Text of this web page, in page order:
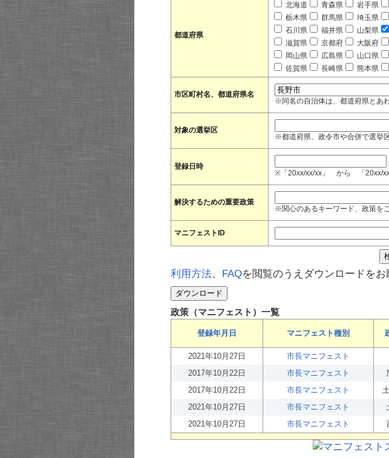
都道府県
北海道 青森県 岩手県
栃木県
群馬県 埼玉県
石川県
福井県 山梨県
滋賀県
京都府 大阪府
岡山県
広島県 山口県
佐賀県
長崎県 熊本県
市区町村名、都道府県名
※同名の自治体は、都道府県とあ
対象の選挙区
※都道府県、政令市や合併で選挙
登録日時
※「20xx/xx/xx」 から 「20xx/
解決するための重要政策
※関心のあるキーワード、政策を
マニフェストID
利用方法、 FAQを閲覧のうえダウンロードをお
政策（マニフェスト）一覧
登録年月日 マニフェスト種別
2021年10月27日
市長マニフェスト
2017年10月22日
市長マニフェスト
2017年10月22日
市長マニフェスト
2021年10月27日
市長マニフェスト
2021年10月27日
市長マニフェスト